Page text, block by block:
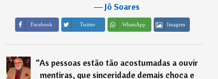
―Jô Soares
Facebook Twitter WhatsApp Imagem
“As pessoas estão tão acostumadas a ouvir
mentiras, que sinceridade demais choca e